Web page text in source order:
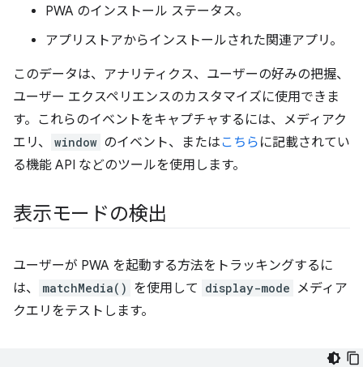
PWA のインストール ステータス。
アプリストアからインストールされた関連アプリ。
このデータは、アナリティクス、ユーザーの好みの把握、
ユーザー エクスペリエンスのカスタマイズに使用できま
す。これらのイベントをキャプチャするには、メディアク
エリ、
window のイベント、またはこちら に記載されてい
る機能 API などのツールを使用します。
表示モードの検出
ユーザーが PWA を起動する方法をトラッキングするに
は、
matchMedia() を使用して display-mode メディア
クエリをテストします。